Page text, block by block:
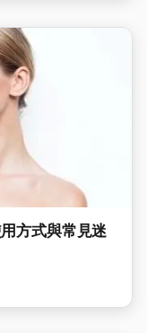
方式與常見迷